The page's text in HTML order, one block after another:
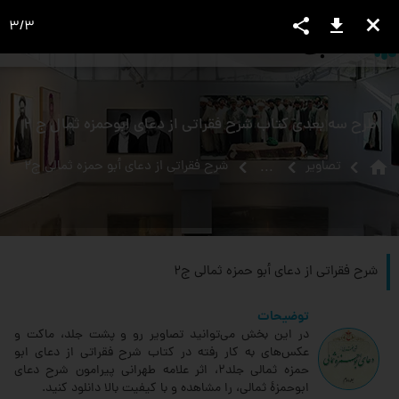
view_headline
طرح سه بعدی کتاب شرح فقراتی از دعای ابوحمزه ثمال ج 2
تصاویر ... شرح فقراتی از دعای أبو حمزه ثمالی ج2
شرح فقراتی از دعای أبو حمزه ثمالی ج2
توضیحات
در این بخش می‌توانید تصاویر رو و پشت جلد، ماکت و
عکس‌های به کار رفته در کتاب شرح فقراتی از دعای ابو
حمزه ثمالی جلد2، اثر علامه طهرانی پیرامون شرح دعای
ابوحمزۀ ثمالی، را مشاهده و با کیفیت بالا دانلود کنید.
close
download
share
3/3